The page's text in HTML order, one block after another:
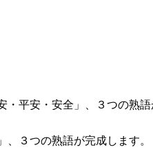
・平安・安全」、３つの熟
３つの熟語が完成します。